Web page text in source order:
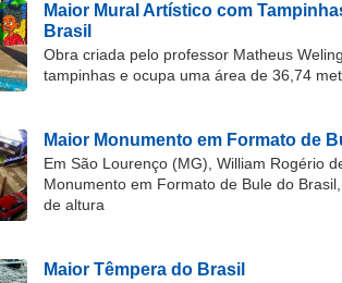
Maior Mural Artístico com
Brasil
Obra criada pelo professor Matheus
tampinhas e ocupa uma área de 36,74
Maior Monumento em Formato de
Em São Lourenço (MG), William Rogério
Monumento em Formato de Bule do
de altura
Maior Têmpera do Brasil